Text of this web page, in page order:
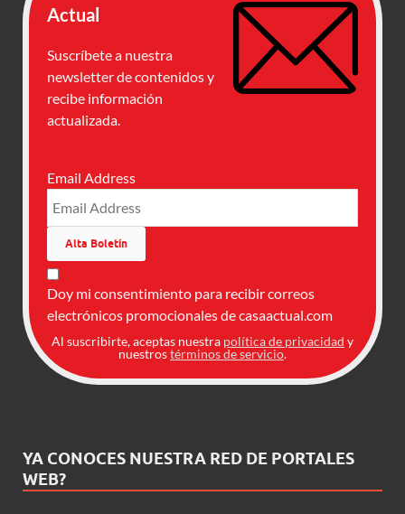
Actual
Suscríbete a nuestra
newsletter de contenidos y
recibe información
actualizada.
Email Address
Doy mi consentimiento para recibir correos
electrónicos promocionales de casaactual.com
Al suscribirte, aceptas nuestra política de privacidad y
nuestrostérminos de servicio.
YA CONOCES NUESTRA RED DE PORTALES
WEB?